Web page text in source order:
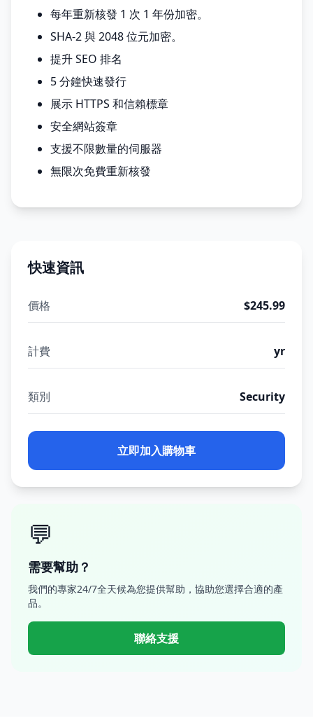
每年重新核發 1 次 1 年份加密。
SHA-2 與 2048 位元加密。
提升 SEO 排名
5 分鐘快速發行
展示 HTTPS 和信賴標章
安全網站簽章
支援不限數量的伺服器
無限次免費重新核發
快速資訊
價格 $245.99
計費 yr
類別 Security
立即加入購物車
💬
需要幫助？
我們的專家24/7全天候為您提供幫助，協助您選擇合適的產
品。
聯絡支援